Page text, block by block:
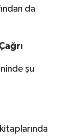
da
şu